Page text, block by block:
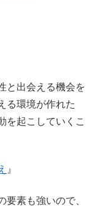
と出会える機会を
る環境が作れた
を起こしていくこ
』
要素も強いので、